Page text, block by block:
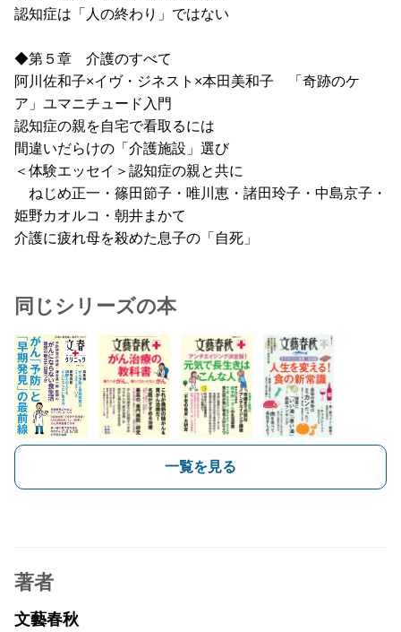
認知症は「人の終わり」ではない
◆第５章 介護のすべて
阿川佐和子×イヴ・ジネスト×本田美和子 「奇跡のケ
ア」ユマニチュード入門
認知症の親を自宅で看取るには
間違いだらけの「介護施設」選び
＜体験エッセイ＞認知症の親と共に
ねじめ正一・篠田節子・唯川恵・諸田玲子・中島京子・
姫野カオルコ・朝井まかて
介護に疲れ母を殺めた息子の「自死」
同じシリーズの本
一覧を見る
著者
文藝春秋